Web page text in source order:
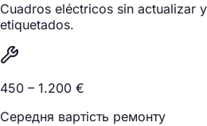
Cuadros eléctricos sin actualizar
etiquetados.
450 – 1.200 €
Середня вартість ремонту